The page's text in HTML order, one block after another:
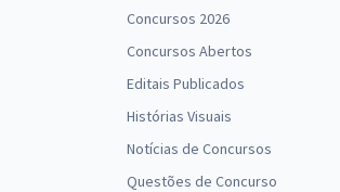
Concursos 2026
Concursos Abertos
Editais Publicados
Histórias Visuais
Notícias de Concursos
Questões de Concurso